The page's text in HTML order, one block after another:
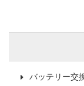
バッテリー交